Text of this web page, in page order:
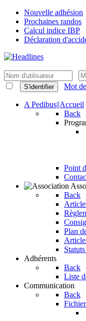
Nouvelle adhésion
Prochaines randos
Calcul indice IBP
Déclaration
S'identifier Mot
A Pedibus||Accueil
Back
Point
Back
Plan
Adhérents
Back
Liste
Communication
Back